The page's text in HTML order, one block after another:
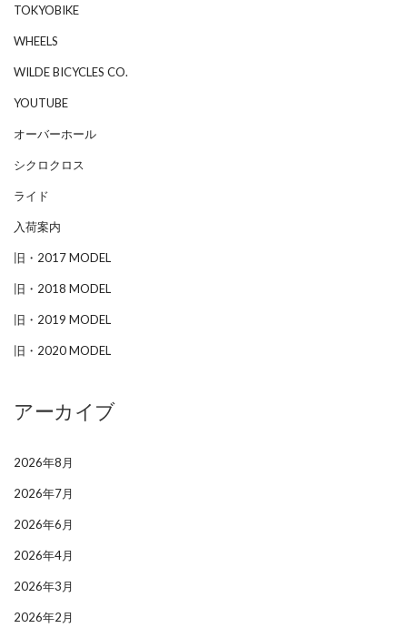
TOKYOBIKE
WHEELS
WILDE BICYCLES CO.
YOUTUBE
オーバーホール
シクロクロス
ライド
入荷案内
旧・2017 MODEL
旧・2018 MODEL
旧・2019 MODEL
旧・2020 MODEL
アーカイブ
2026年8月
2026年7月
2026年6月
2026年4月
2026年3月
2026年2月